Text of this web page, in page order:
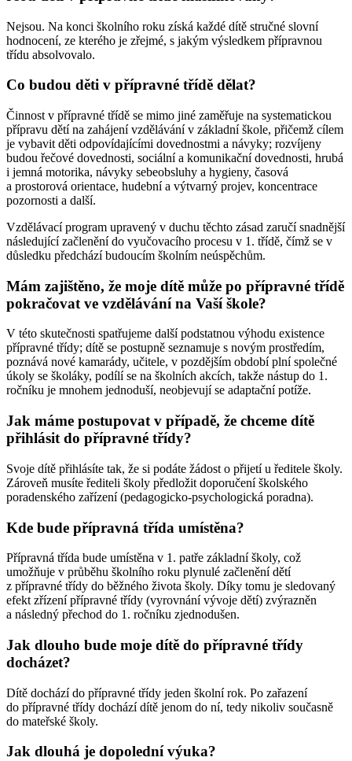
Nejsou. Na konci školního roku získá každé dítě stručné slovní
hodnocení, ze kterého je zřejmé, s jakým výsledkem přípravnou
třídu absolvovalo.
Co budou děti v přípravné třídě dělat?
Činnost v přípravné třídě se mimo jiné zaměřuje na systematickou
přípravu dětí na zahájení vzdělávání v základní škole, přičemž cílem
je vybavit děti odpovídajícími dovednostmi a návyky; rozvíjeny
budou řečové dovednosti, sociální a komunikační dovednosti, hrubá
i jemná motorika, návyky sebeobsluhy a hygieny, časová
a prostorová orientace, hudební a výtvarný projev, koncentrace
pozornosti a další.
Vzdělávací program upravený v duchu těchto zásad zaručí snadnější
následující začlenění do vyučovacího procesu v 1. třídě, čímž se v
důsledku předchází budoucím školním neúspěchům.
Mám zajištěno, že moje dítě může po přípravné třídě
pokračovat ve vzdělávání na Vaší škole?
V této skutečnosti spatřujeme další podstatnou výhodu existence
přípravné třídy; dítě se postupně seznamuje s novým prostředím,
poznává nové kamarády, učitele, v pozdějším období plní společné
úkoly se školáky, podílí se na školních akcích, takže nástup do 1.
ročníku je mnohem jednoduší, neobjevují se adaptační potíže.
Jak máme postupovat v případě, že chceme dítě
přihlásit do přípravné třídy?
Svoje dítě přihlásíte tak, že si podáte žádost o přijetí u ředitele školy.
Zároveň musíte řediteli školy předložit doporučení školského
poradenského zařízení (pedagogicko-psychologická poradna).
Kde bude přípravná třída umístěna?
Přípravná třída bude umístěna v 1. patře základní školy, což
umožňuje v průběhu školního roku plynulé začlenění dětí
z přípravné třídy do běžného života školy. Díky tomu je sledovaný
efekt zřízení přípravné třídy (vyrovnání vývoje dětí) zvýrazněn
a následný přechod do 1. ročníku zjednodušen.
Jak dlouho bude moje dítě do přípravné třídy
docházet?
Dítě dochází do přípravné třídy jeden školní rok. Po zařazení
do přípravné třídy dochází dítě jenom do ní, tedy nikoliv současně
do mateřské školy.
Jak dlouhá je dopolední výuka?